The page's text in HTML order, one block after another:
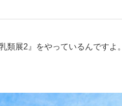
もっと見る
展2』をやっているんですよ。